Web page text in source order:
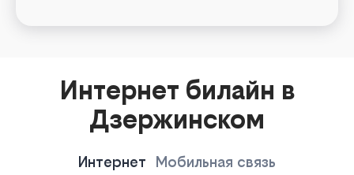
Интернет билайн в
Дзержинском
Интернет Мобильная связь